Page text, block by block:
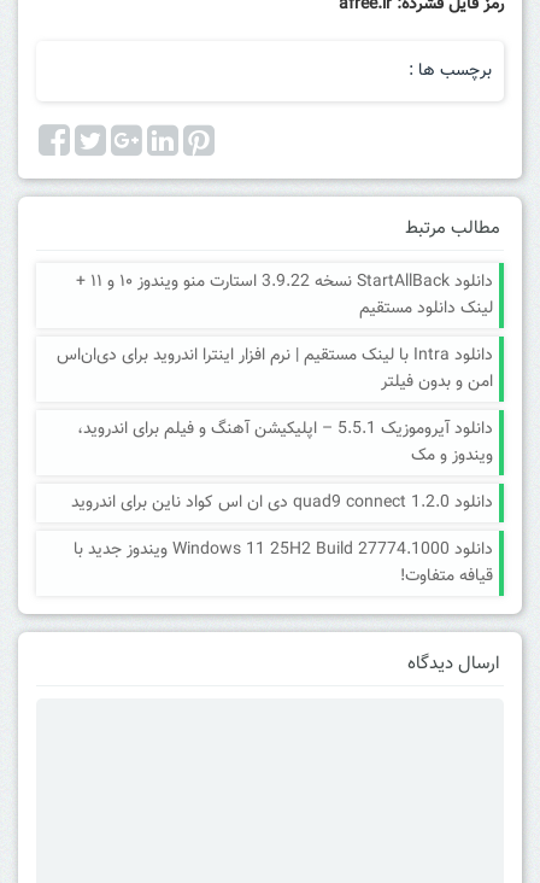
برچسب ها :
مطالب مرتبط
دانلود StartAllBack نسخه 3.9.22 استارت منو ویندوز ۱۰ و ۱۱ +
لینک دانلود مستقیم
دانلود Intra با لینک مستقیم | نرم افزار اینترا اندروید برای دی‌ان‌اس
امن و بدون فیلتر
دانلود آیروموزیک 5.5.1 – اپلیکیشن آهنگ و فیلم برای اندروید،
ویندوز و مک
دانلود quad9 connect 1.2.0 دی ان اس کواد ناین برای اندروید
دانلود Windows 11 25H2 Build 27774.1000 ویندوز جدید با
قیافه متفاوت!
ارسال دیدگاه